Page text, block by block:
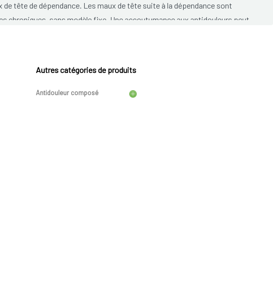
de tête de dépendance. Les maux de tête suite à la dépendance sont
chroniques, sans modèle fixe. Une accoutumance aux antidouleurs peut
énergétiques, la thé, le chocolat et parfois même certains
dans un cercle vicieux et avoir des maux de tête (presque) tous les jours.
Autres catégories de produits
Antidouleur composé